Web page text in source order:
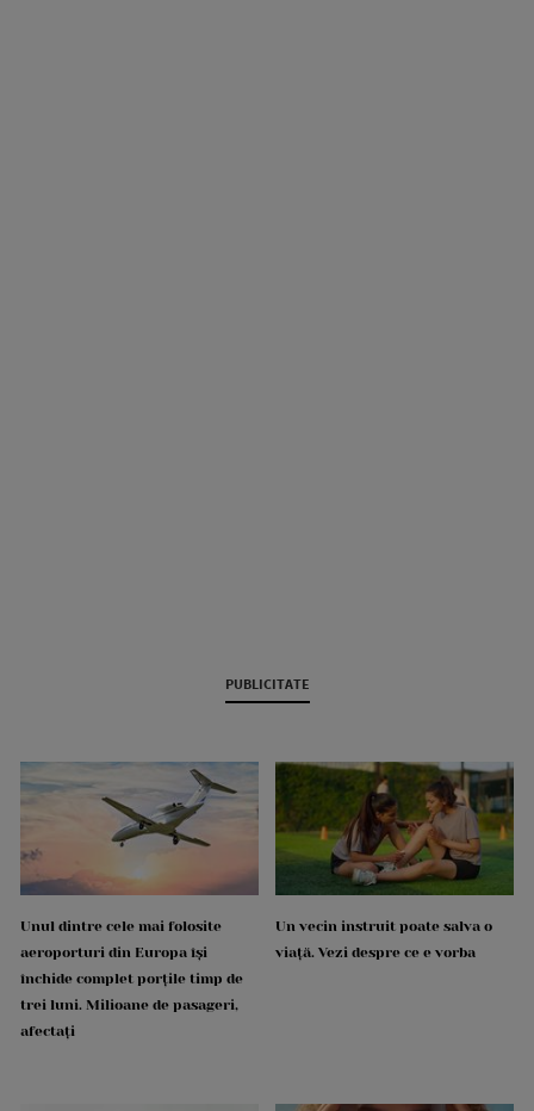
PUBLICITATE
Unul dintre cele mai folosite
aeroporturi din Europa își
închide complet porțile timp de
trei luni. Milioane de pasageri,
afectați
Un vecin instruit poate salva o
viață. Vezi despre ce e vorba